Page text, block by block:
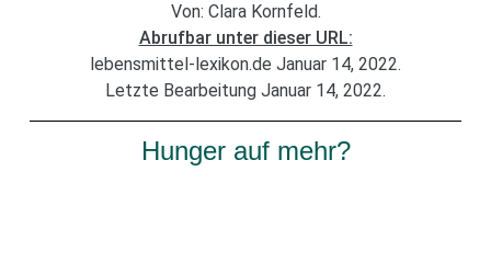
Von: Clara Kornfeld.
Abrufbar unter dieser URL:
lebensmittel-lexikon.de Januar 14, 2022.
Letzte Bearbeitung Januar 14, 2022.
Hunger auf mehr?